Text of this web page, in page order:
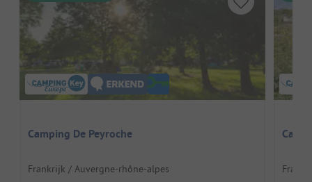
Camping De Peyroche
Frankrijk / Auvergne-rhône-alpes